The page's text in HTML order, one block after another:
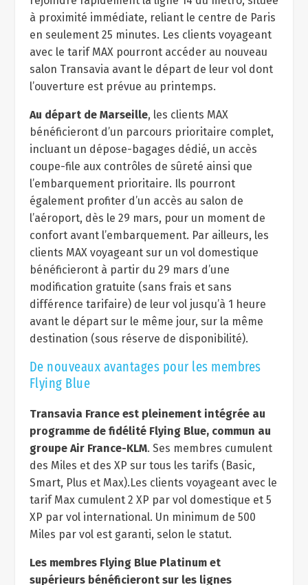
à proximité immédiate, reliant le centre de Paris
en seulement 25 minutes. Les clients voyageant
avec le tarif MAX pourront accéder au nouveau
salon Transavia avant le départ de leur vol dont
l’ouverture est prévue au printemps.
Au départ de Marseille, les clients MAX
bénéficieront d’un parcours prioritaire complet,
incluant un dépose-bagages dédié, un accès
coupe-file aux contrôles de sûreté ainsi que
l’embarquement prioritaire. Ils pourront
également profiter d’un accès au salon de
l’aéroport, dès le 29 mars, pour un moment de
confort avant l’embarquement. Par ailleurs, les
clients MAX voyageant sur un vol domestique
bénéficieront à partir du 29 mars d’une
modification gratuite (sans frais et sans
différence tarifaire) de leur vol jusqu’à 1 heure
avant le départ sur le même jour, sur la même
destination (sous réserve de disponibilité).
De nouveaux avantages pour les membres
Flying Blue
Transavia France est pleinement intégrée au
programme de fidélité Flying Blue, commun au
groupe Air France-KLM. Ses membres cumulent
des Miles et des XP sur tous les tarifs (Basic,
Smart, Plus et Max).Les clients voyageant avec le
tarif Max cumulent 2 XP par vol domestique et 5
XP par vol international. Un minimum de 500
Miles par vol est garanti, selon le statut.
Les membres Flying Blue Platinum et
supérieurs bénéficieront sur les lignes